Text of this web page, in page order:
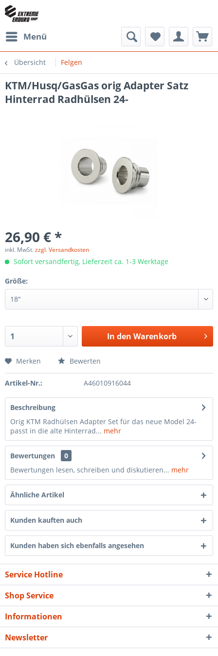
Menü
Übersicht Felgen
KTM/Husq/GasGas orig Adapter Satz
Hinterrad Radhülsen 24-
26,90 € *
inkl. MwSt.zzgl. Versandkosten
Sofort versandfertig, Lieferzeit ca. 1-3 Werktage
Größe:
In den Warenkorb
Merken Bewerten
Artikel-Nr.: A46010916044
Beschreibung
Orig KTM Radhülsen Adapter Set für das neue Model 24-
passt in die alte Hinterrad... mehr
Bewertungen
0
Bewertungen lesen, schreiben und diskutieren... mehr
Ähnliche Artikel
Kunden kauften auch
Kunden haben sich ebenfalls angesehen
Service Hotline
Shop Service
Informationen
Newsletter